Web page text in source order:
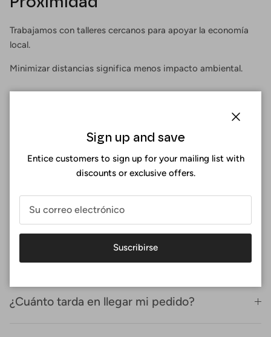
Trabajamos con talleres cercanos para apoyar la economía
local.
Minimizar distancias significa menos impacto ambiental.
Quizá te preguntes...
¿Por qué comprar unas mallas a medida?
¿Cómo diseño mi bikini animal print?
¿Qué pasa si no me queda bien?
¿Cuánto tarda en llegar mi pedido?
Sign up and save
Entice customers to sign up for your mailing list with
discounts or exclusive offers.
Suscribirse